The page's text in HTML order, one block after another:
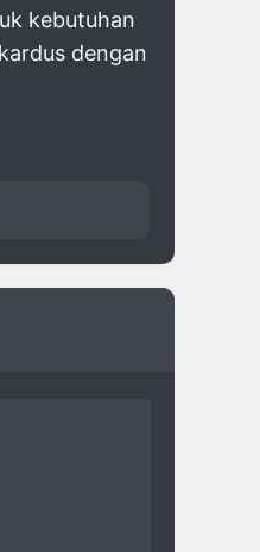
kebutuhan
dengan